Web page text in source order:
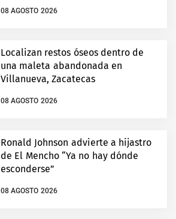
08 AGOSTO 2026
Localizan restos óseos dentro de
una maleta abandonada en
Villanueva, Zacatecas
08 AGOSTO 2026
Ronald Johnson advierte a hijastro
de El Mencho “Ya no hay dónde
esconderse”
08 AGOSTO 2026